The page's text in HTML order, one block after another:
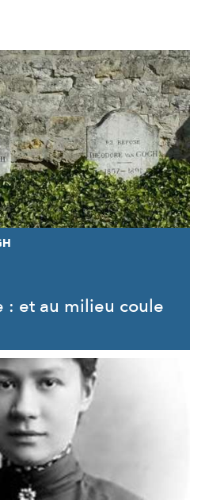
: et au milieu coule